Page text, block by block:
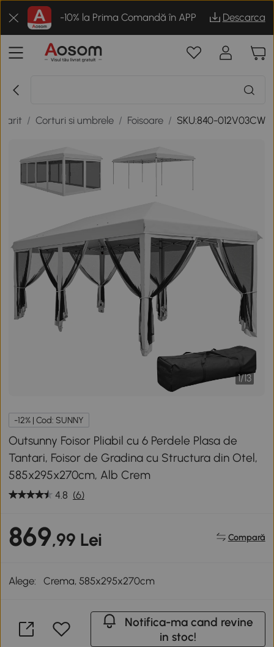
-10% la Prima Comandă în APP Descarca
/ Corturi si umbrele / Foisoare / SKU:840-012V03CW
1/13
-12% | Cod: SUNNY
Outsunny Foisor Pliabil cu 6 Perdele Plasa de
Tantari, Foisor de Gradina cu Structura din Otel,
585x295x270cm, Alb Crem
4.8 (6)
869,99 Lei Compară
Alege: Crema, 585x295x270cm
Notifica-ma cand revine
in stoc!